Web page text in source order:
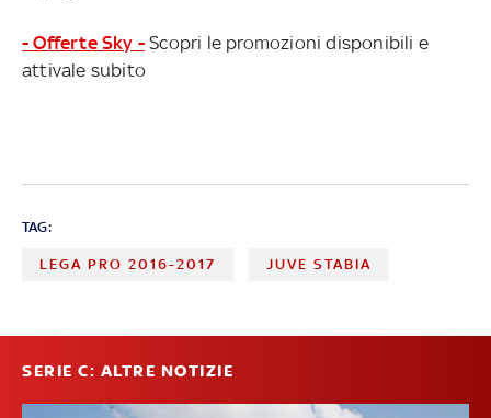
- Offerte Sky - Scopri le promozioni disponibili e
attivale subito
TAG:
LEGA PRO 2016-2017 JUVE STABIA
SERIE C: ALTRE NOTIZIE